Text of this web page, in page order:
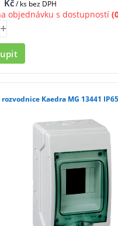
Kč/ ks bez DPH
objednávku s dostupností
rozvodnice